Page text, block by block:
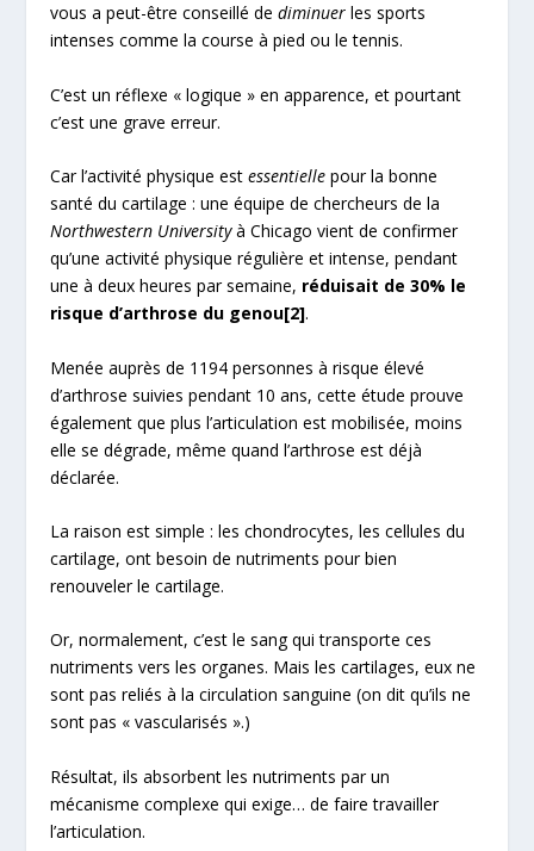
vous a peut-être conseillé dediminuerles sports
intenses comme la course à pied ou le tennis.
C’est un réflexe « logique » en apparence, et pourtant
c’est une grave erreur.
Car l’activité physique est essentielle pour la bonne
santé du cartilage : une équipe de chercheurs de la
Northwestern Universityà Chicago vient de confirmer
qu’une activité physique régulière et intense, pendant
une à deux heures par semaine, réduisait de 30% le
risque d’arthrose du genou[2].
Menée auprès de 1194 personnes à risque élevé
d’arthrose suivies pendant 10 ans, cette étude prouve
également que plus l’articulation est mobilisée, moins
elle se dégrade, même quand l’arthrose est déjà
déclarée.
La raison est simple : les chondrocytes, les cellules du
cartilage, ont besoin de nutriments pour bien
renouveler le cartilage.
Or, normalement, c’est le sang qui transporte ces
nutriments vers les organes. Mais les cartilages, eux ne
sont pas reliés à la circulation sanguine (on dit qu’ils ne
sont pas « vascularisés ».)
Résultat, ils absorbent les nutriments par un
mécanisme complexe qui exige… de faire travailler
l’articulation.